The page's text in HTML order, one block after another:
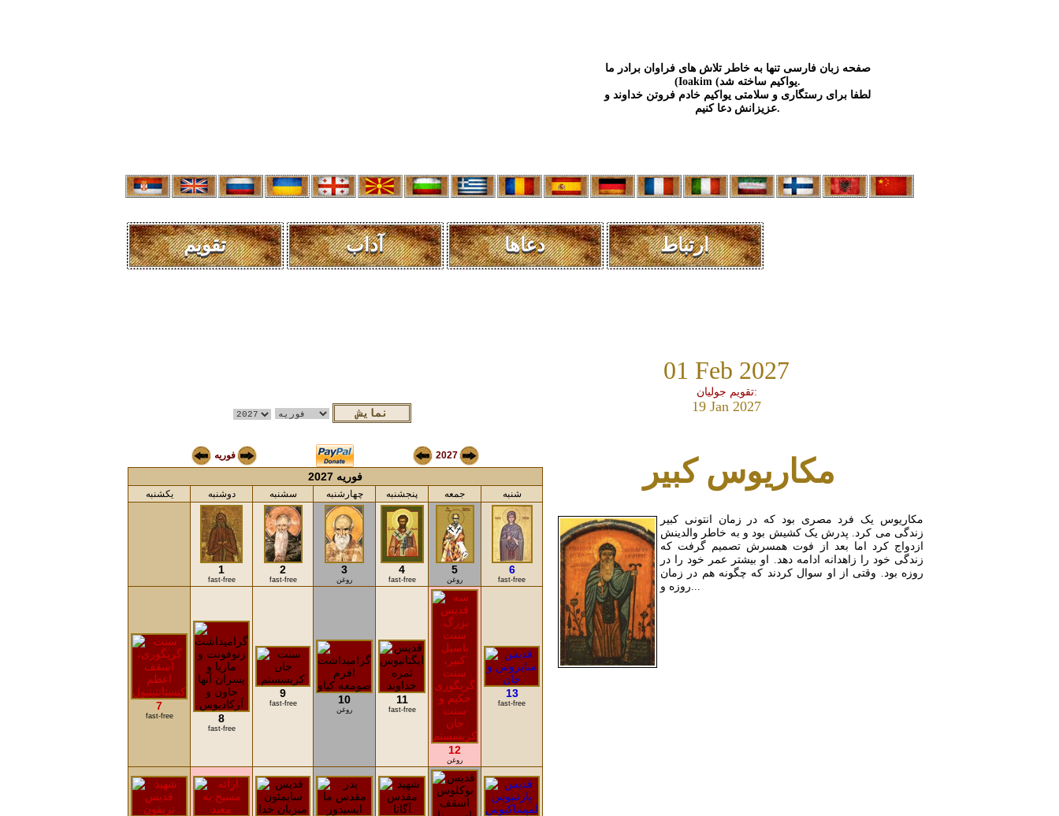
صفحه زبان فارسی تنها به خاطر تلاش های فراوان برادر ما
(Ioakim (یواکیم ساخته شد.
لطفا برای رستگاری و سلامتی یواکیم خادم فروتن خداوند و
عزیزانش دعا کنیم.
تقویم آداب دعاها ارتباط
01 Feb 2027
تقویم جولیان:
19 Jan 2027
فوریه 2027 مکاریوس کبیر
مکاریوس یک فرد مصری بود که در زمان انتونی کبیر
زندگی می کرد. پدرش یک کشیش بود و به خاطر والدینش
ازدواج کرد اما بعد از فوت همسرش تصمیم گرفت که
زندگی خود را زاهدانه ادامه دهد. او بیشتر عمر خود را در
روزه بود. وقتی از او سوال کردند که چگونه هم در زمان
روزه و...
فوریه 2027
یکشنبه دوشنبه سشنبه چهارشنبه پنجشنبه جمعه شنبه
1
fast-free
2
fast-free
3
روغن
4
fast-free
5
روغن
6
fast-free
7
fast-free 8
fast-free
9
fast-free 10
روغن
11
fast-free
12
روغن
13
fast-free